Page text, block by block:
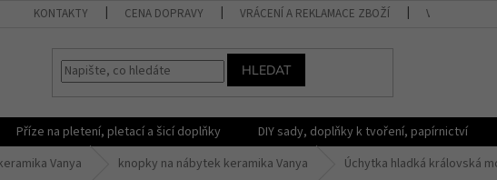
KONTAKTY CENA DOPRAVY VRÁCENÍ A REKLAMACE ZBOŽÍ VŠEOBECNÉ
HLEDAT
Příze na pletení, pletací a šicí doplňky DIY sady, doplňky k tvoření, papírnictví
Vanya knopky na nábytek keramika Vanya Úchytka hladká královská